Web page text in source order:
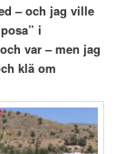
– och jag ville
i
var – men jag
klä om